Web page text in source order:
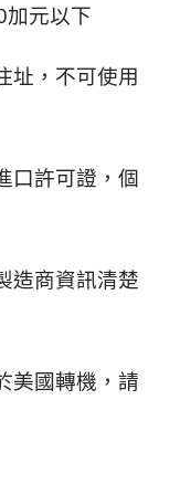
加元以下
址，不可使用
口許可證，個
造商資訊清楚
美國轉機，請